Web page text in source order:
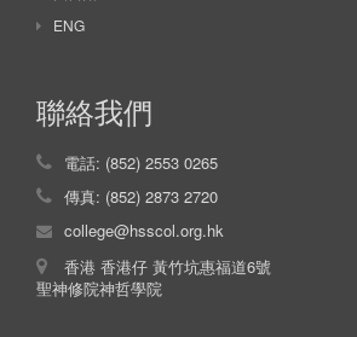
ENG
聯絡我們
電話: (852) 2553 0265
傳真: (852) 2873 2720
college@hsscol.org.hk
香港 香港仔 黃竹坑惠福道6號
聖神修院神哲學院